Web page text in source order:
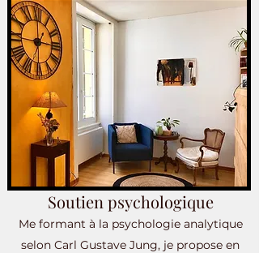
Soutien psychologique
Me formant à la psychologie analytique
selon Carl Gustave Jung, je propose en